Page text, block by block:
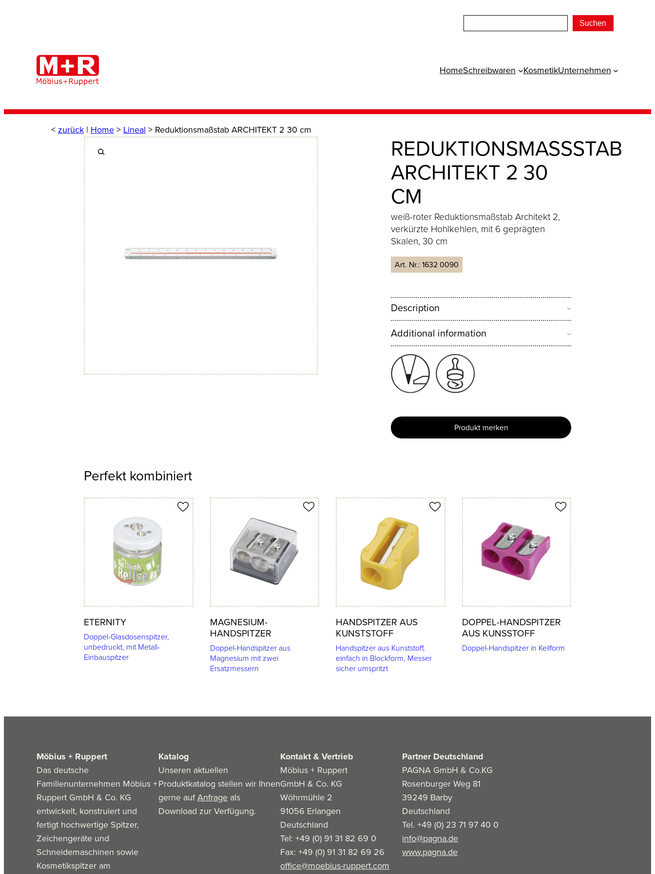
Suchen
HomeSchreibwaren KosmetikUnternehmen
< zurück| Home> Lineal > Reduktionsmaßstab ARCHITEKT 2 30 cm
REDUKTIONSMASSSTAB A
RCHITEKT 2 30 C
M
weiß-roter Reduktionsmaßstab Architekt 2,
verkürzte Hohlkehlen, mit 6 geprägten
Skalen, 30 cm
Art. Nr.: 1632 0090
Description
Additional information
Produkt merken
Perfekt kombiniert
ETERNITY
Doppel-Glasdosenspitzer,
unbedruckt, mit Metall-
Einbauspitzer
Produkt merken
MAGNESIUM-
HANDSPITZER
Doppel-Handspitzer aus
Magnesium mit zwei
Ersatzmessern
Produkt merken
HANDSPITZER AUS
KUNSTSTOFF
Handspitzer aus Kunststoff,
einfach in Blockform, Messer
sicher umspritzt
Produkt merken
DOPPEL-HANDSPITZER
AUS KUNSSTOFF
Doppel-Handspitzer in Keilform
Produkt merken
Möbius + Ruppert
Das deutsche
Familienunternehmen Möbius +
Ruppert GmbH & Co. KG
entwickelt, konstruiert und
fertigt hochwertige Spitzer,
Zeichengeräte und
Schneidemaschinen sowie
Kosmetikspitzer am
Katalog
Unseren aktuellen
Produktkatalog stellen wir Ihnen
gerne aufAnfrage als
Download zur Verfügung.
Kontakt & Vertrieb
Möbius + Ruppert
GmbH & Co. KG
Wöhrmühle 2
91056 Erlangen
Deutschland
Tel: +49 (0) 91 31 82 69 0
Fax: +49 (0) 91 31 82 69 26
office@moebius-ruppert.com
Partner Deutschland
PAGNA GmbH & Co.KG
Rosenburger Weg 81
39249 Barby
Deutschland
Tel. +49 (0) 23 71 97 40 0
info@pagna.de
www.pagna.de